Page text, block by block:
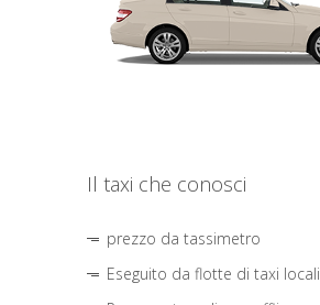
Il taxi che conosci
prezzo da tassimetro
Eseguito da flotte di taxi locali